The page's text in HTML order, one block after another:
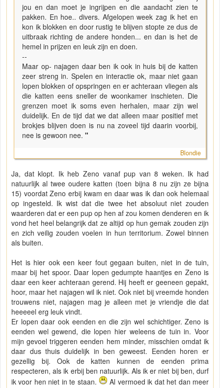
jou en dan moet je ingrijpen en die aandacht zien te
pakken. En hoe.. divers. Afgelopen week zag ik het en
kon ik blokken en door rustig te blijven stopte ze dus de
uitbraak richting de andere honden... en dan is het de
hemel in prijzen en leuk zijn en doen.
--
Maar op- najagen daar ben ik ook in huis bij de katten
zeer streng in. Spelen en interactie ok, maar niet gaan
lopen blokken of opspringen en er achteraan vliegen als
die katten eens sneller de woonkamer inschieten. Die
grenzen moet ik soms even herhalen, maar zijn wel
duidelijk. En de tijd dat we dat alleen maar positief met
brokjes blijven doen is nu na zoveel tijd daarin voorbij,
nee is gewoon nee. "
Blondie
Ja, dat klopt. Ik heb Zeno vanaf pup van 8 weken. Ik had
natuurlijk al twee oudere katten (toen bijna 8 nu zijn ze bijna
15) voordat Zeno erbij kwam en daar was ik dan ook helemaal
op ingesteld. Ik wist dat die twee het absoluut niet zouden
waarderen dat er een pup op hen af zou komen denderen en ik
vond het heel belangrijk dat ze altijd op hun gemak zouden zijn
en zich veilig zouden voelen in hun territorium. Zowel binnen
als buiten.
Het is hier ook een keer fout gegaan buiten, niet in de tuin,
maar bij het spoor. Daar lopen gedumpte haantjes en Zeno is
daar een keer achteraan gerend. Hij heeft er geeneen gepakt,
hoor, maar het najagen wil ik niet. Ook niet bij vreemde honden
trouwens niet, najagen mag je alleen met je vriendje die dat
heeeeel erg leuk vindt.
Er lopen daar ook eenden en die zijn wel schichtiger. Zeno is
eenden wel gewend, die lopen hier weleens de tuin in. Voor
mijn gevoel triggeren eenden hem minder, misschien omdat ik
daar dus thuis duidelijk in ben geweest. Eenden horen er
gezellig bij. Ook de katten kunnen de eenden prima
respecteren, als ik erbij ben natuurlijk. Als ik er niet bij ben, durf
ik voor hen niet in te staan.
Al vermoed ik dat het dan meer